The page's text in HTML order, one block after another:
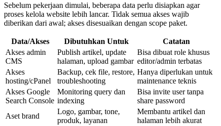
Sebelum pekerjaan dimulai, beberapa data perlu disiapkan agar
proses kelola website lebih lancar. Tidak semua akses wajib
diberikan dari awal; akses disesuaikan dengan scope paket.
Data/Akses Dibutuhkan Untuk
Catatan
Akses admin
CMS
Publish artikel, update
halaman, upload gambar
Bisa dibuat role khusus
editor/admin terbatas
Akses
hosting/cPanel
Backup, cek file, restore,
troubleshooting
Hanya diperlukan untuk
maintenance teknis
Akses Google
Search Console
Monitoring query dan
indexing
Bisa invite user tanpa
share password
Aset brand
Logo, gambar, tone,
produk, layanan
Membantu artikel dan
halaman lebih akurat